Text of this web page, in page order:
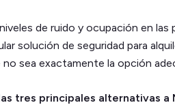
de ruido y ocupación en las
solución de seguridad para
sea exactamente la opción
tres principales alternativas a